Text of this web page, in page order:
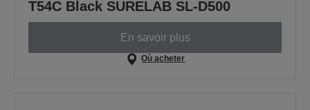
T54C Black SURELAB SL-D500
En savoir plus
Où acheter